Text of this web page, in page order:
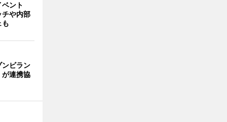
ント
や内部
も
ンビラン
が連携協